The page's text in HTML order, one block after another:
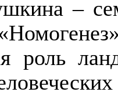
–
роль